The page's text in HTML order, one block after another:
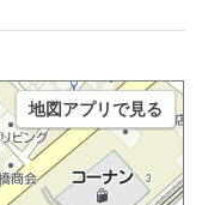
地図アプリで見る